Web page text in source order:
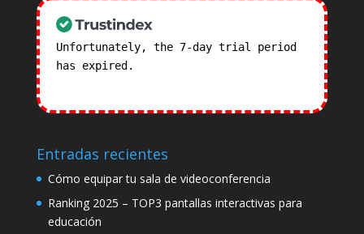
Unfortunately, the 7-day trial period
has expired.
Entradas recientes
Cómo equipar tu sala de videoconferencia
Ranking 2025 – TOP3 pantallas interactivas para
educación